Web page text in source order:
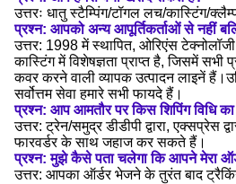
उत्तरः धातु स्टैम्पिंग/टॉगल लच/कास्टिंग/
प्रश्न: आपको अन्य आपूर्तिकर्ताओं से नहीं
उत्तर: 1998 में स्थापित, ओरिएंस
कास्टिंग में विशेषज्ञता प्राप्त है, जिसमें सभी
कवर करने वाली व्यापक उत्पादन लाइनें
सर्वोत्तम सेवा हमारे सभी फायदे हैं।
प्रश्न: आप आमतौर पर किस शिपिंग विधि
उत्तर: ट्रेन/समुद्र डीडीपी द्वारा, एक्सप्रेस
फारवर्डर के साथ जहाज कर सकते हैं।
प्रश्न: मुझे कैसे पता चलेगा कि आपने मेरा
उत्तर: आपका ऑर्डर भेजने के तुरंत बाद